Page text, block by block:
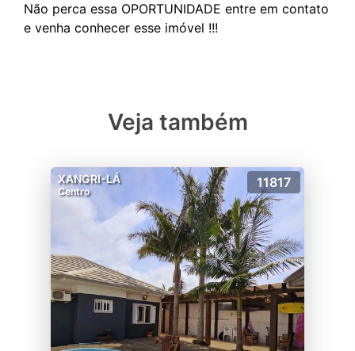
Não perca essa OPORTUNIDADE entre em contato
Veja também
XANGRI-LÁ
Centro
11817